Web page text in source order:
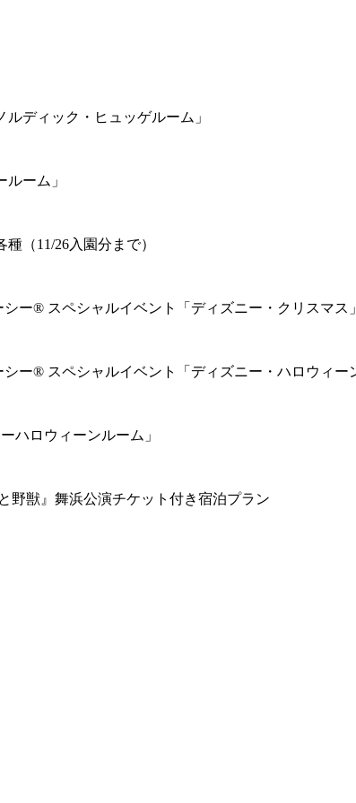
ディック・ヒュッゲルーム」
ーム」
（11/26入園分まで）
ー® スペシャルイベント「ディズニー・クリスマス
ー® スペシャルイベント「ディズニー・ハロウィー
ハロウィーンルーム」
野獣』舞浜公演チケット付き宿泊プラン